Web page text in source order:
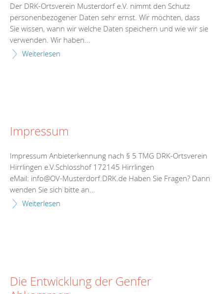
Der DRK-Ortsverein Musterdorf e.V. nimmt den Schutz
personenbezogener Daten sehr ernst. Wir möchten, dass
Sie wissen, wann wir welche Daten speichern und wie wir sie
verwenden. Wir haben...
Weiterlesen
Impressum
Impressum Anbieterkennung nach § 5 TMG DRK-Ortsverein
Hirrlingen e.V.Schlosshof 172145 Hirrlingen
eMail: info@OV-Musterdorf.DRK.de Haben Sie Fragen? Dann
wenden Sie sich bitte an...
Weiterlesen
Die Entwicklung der Genfer